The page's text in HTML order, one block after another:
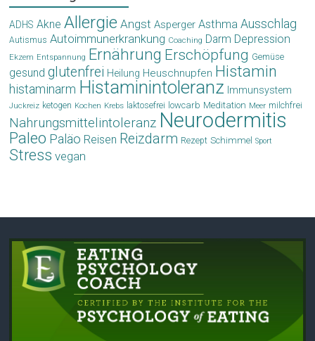
ADHS Akne Allergie Angst Asperger Asthma Ausschlag
Autismus Autoimmunerkrankung Coaching Darm Depression
Ekzem Entspannung Ernährung Erschöpfung Gemüse
gesund glutenfrei Heilung Heuschnupfen Histamin
histaminarm Histaminintoleranz Immunsystem
Juckreiz ketogen Kochen Krebs laktosefrei lowcarb Meditation Meer milchfrei
Nahrungsmittelintoleranz Neurodermitis
Paleo Paläo Reisen Reizdarm Rezept Schimmel Sport
Stress vegan